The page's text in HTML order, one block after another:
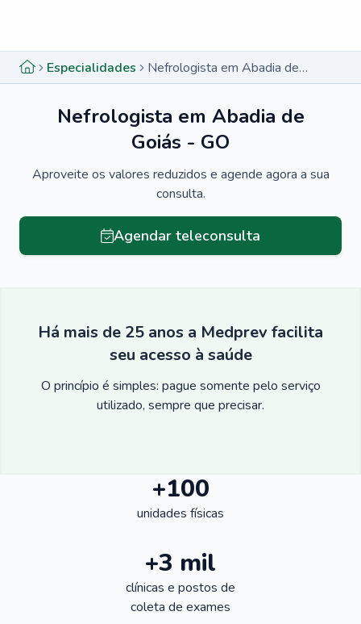
Especialidades Nefrologista em Abadia de Goiás - GO
Nefrologista em Abadia de
Goiás - GO
Aproveite os valores reduzidos e agende agora a sua
consulta.
Agendar teleconsulta
Há mais de 25 anos a Medprev facilita
seu acesso à saúde
O princípio é simples: pague somente pelo serviço
utilizado, sempre que precisar.
+100
unidades físicas
+3 mil
clínicas e postos de
coleta de exames